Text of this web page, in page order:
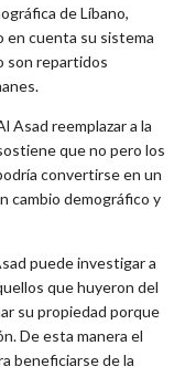
de Líbano,
en cuenta su sistema
son repartidos
Asad reemplazar a la
que no pero los
convertirse en un
cambio demográfico y
puede investigar a
que huyeron del
su propiedad porque
De esta manera el
beneficiarse de la